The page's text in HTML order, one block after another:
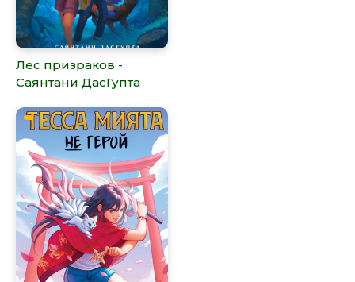
Лес призраков -
Саянтани ДасГупта